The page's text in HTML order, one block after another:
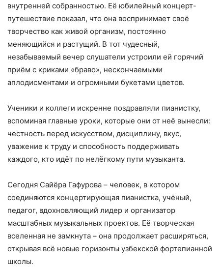
внутренней собранностью. Её юбилейный концерт-
путешествие показал, что она воспринимает своё
творчество как живой организм, постоянно
меняющийся и растущий. В тот чудесный,
незабываемый вечер слушатели устроили ей горячий
приём с криками «браво», нескончаемыми
аплодисментами и огромными букетами цветов.
Ученики и коллеги искренне поздравляли пианистку,
вспоминая главные уроки, которые они от неё вынесли:
честность перед искусством, дисциплину, вкус,
уважение к труду и способность поддерживать
каждого, кто идёт по нелёгкому пути музыканта.
Сегодня Сайёра Гафурова – человек, в котором
соединяются концертирующая пианистка, учёный,
педагог, вдохновляющий лидер и организатор
масштабных музыкальных проектов. Её творческая
вселенная не замкнута – она продолжает расширяться,
открывая всё новые горизонты узбекской фортепианной
школы.